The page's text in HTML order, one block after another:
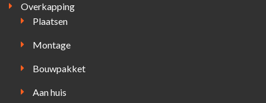
Overkapping
Plaatsen
Montage
Bouwpakket
Aan huis